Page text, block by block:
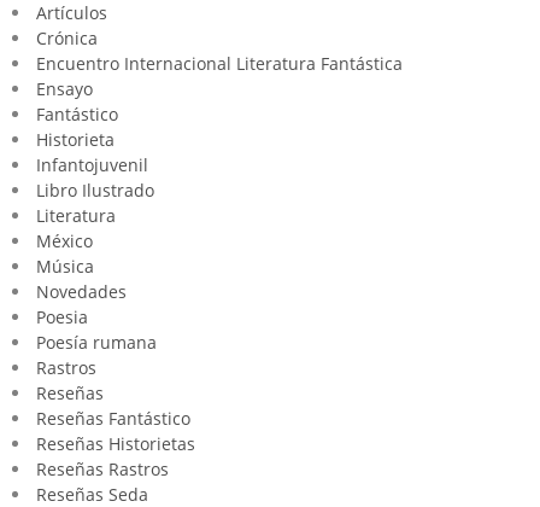
Artículos
Crónica
Encuentro Internacional Literatura Fantástica
Ensayo
Fantástico
Historieta
Infantojuvenil
Libro Ilustrado
Literatura
México
Música
Novedades
Poesia
Poesía rumana
Rastros
Reseñas
Reseñas Fantástico
Reseñas Historietas
Reseñas Rastros
Reseñas Seda